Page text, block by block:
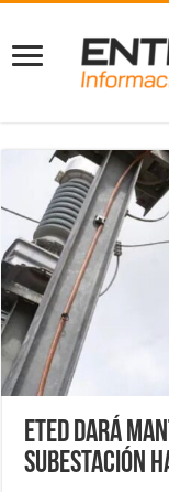
ETED dará
subestación